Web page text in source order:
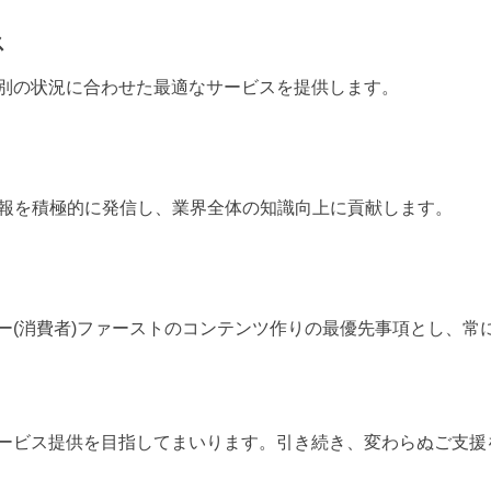
状況に合わせた最適なサービスを提供します。
積極的に発信し、業界全体の知識向上に貢献します。
(消費者)ファーストのコンテンツ作りの最優先事項とし、常
ビス提供を目指してまいります。引き続き、変わらぬご支援